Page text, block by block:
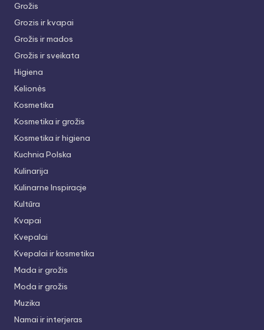
Grožis
Grozis ir kvapai
Grožis ir mados
Grožis ir sveikata
Higiena
Kelionės
Kosmetika
Kosmetika ir grožis
Kosmetika ir higiena
Kuchnia Polska
Kulinarija
Kulinarne Inspiracje
Kultūra
Kvapai
Kvepalai
Kvepalai ir kosmetika
Mada ir grožis
Moda ir grožis
Muzika
Namai ir interjeras